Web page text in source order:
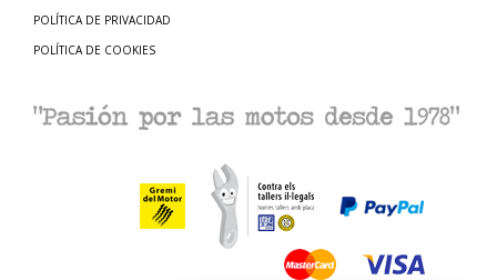
POLÍTICA DE PRIVACIDAD
POLÍTICA DE COOKIES